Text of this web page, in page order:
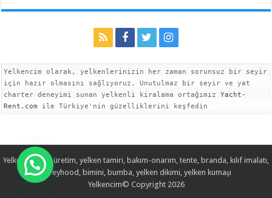
Yelkencim olarak, yelkenlerinizin her zaman sorunsuz bir seyir
için hazır olmasını sağlıyoruz. Unutulmaz bir seyir ve yat
charter deneyimi sunan yelkenli kiralama ortağımız Yacht-
Rent.com ile Türkiye'nin güzelliklerini keşfedin
Yelken imalatı, üretim, yelken tamiri, bakım-onarım, tente, branda, kılıf imalatı,
spreyhood, bimini, bumba, yelken dikimi, yelken kumaşı
Yelkencim© Copyright 2026